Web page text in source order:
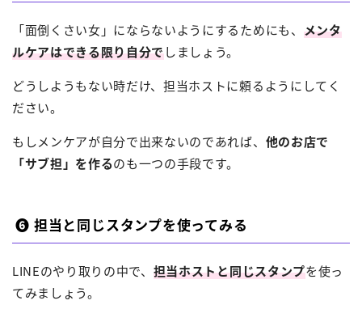
「面倒くさい女」にならないようにするためにも、 メンタ
ルケアはできる限り自分でしましょう。
どうしようもない時だけ、担当ホストに頼るようにしてく
ださい。
もしメンケアが自分で出来ないのであれば、 他のお店で
「サブ担」を作るのも一つの手段です。
❻ 担当と同じスタンプを使ってみる
LINEのやり取りの中で、 担当ホストと同じスタンプを使っ
てみましょう。